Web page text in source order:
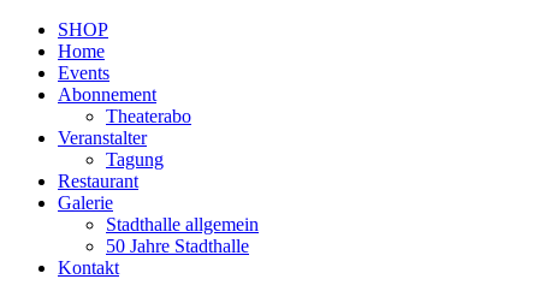
SHOP
Home
Events
Abonnement
Theaterabo
Veranstalter
Tagung
Restaurant
Galerie
Stadthalle allgemein
50 Jahre Stadthalle
Kontakt